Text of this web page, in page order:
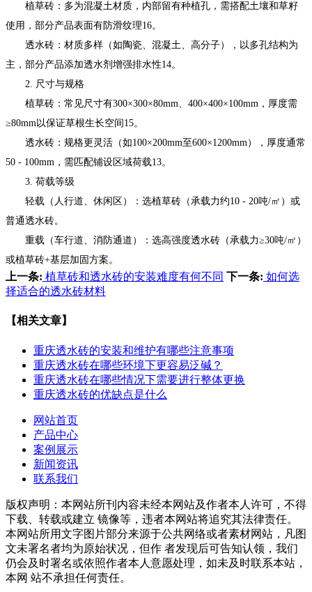
植草砖：多为混凝土材质，内部留有种植孔，需搭配土壤和草籽
使用，部分产品表面有防滑纹理16。
透水砖：材质多样（如陶瓷、混凝土、高分子），以多孔结构为
主，部分产品添加透水剂增强排水性14。
2. 尺寸与规格
植草砖：常见尺寸有300×300×80mm、400×400×100mm，厚度需
≥80mm以保证草根生长空间15。
透水砖：规格更灵活（如100×200mm至600×1200mm），厚度通常
50 - 100mm，需匹配铺设区域荷载13。
3. 荷载等级
轻载（人行道、休闲区）：选植草砖（承载力约10 - 20吨/㎡）或
普通透水砖。
重载（车行道、消防通道）：选高强度透水砖（承载力≥30吨/㎡）
或植草砖+基层加固方案。
上一条: 植草砖和透水砖的安装难度有何不同 下一条: 如何选
择适合的透水砖材料
【相关文章】
重庆透水砖的安装和维护有哪些注意事项
重庆透水砖在哪些环境下更容易泛碱？
重庆透水砖在哪些情况下需要进行整体更换
重庆透水砖的优缺点是什么
网站首页
产品中心
案例展示
新闻资讯
联系我们
版权声明：本网站所刊内容未经本网站及作者本人许可，不得
下载、转载或建立 镜像等，违者本网站将追究其法律责任。
本网站所用文字图片部分来源于公共网络或者素材网站，凡图
文未署名者均为原始状况，但作 者发现后可告知认领，我们
仍会及时署名或依照作者本人意愿处理，如未及时联系本站，
本网 站不承担任何责任。